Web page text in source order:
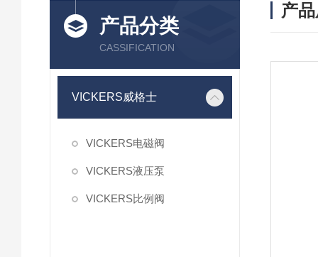
产品分类
CASSIFICATION
VICKERS威格士
VICKERS电磁阀
VICKERS液压泵
VICKERS比例阀
产